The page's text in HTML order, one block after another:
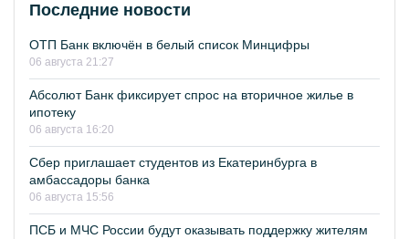
Последние новости
ОТП Банк включён в белый список Минцифры
06 августа 21:27
Абсолют Банк фиксирует спрос на вторичное жилье в
ипотеку
06 августа 16:20
Сбер приглашает студентов из Екатеринбурга в
амбассадоры банка
06 августа 15:56
ПСБ и МЧС России будут оказывать поддержку жителям